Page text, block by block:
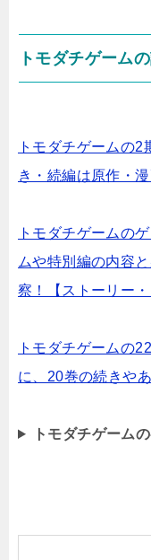
トモダチゲーム
トモダチゲームの
き・続編は原作・
トモダチゲームの
ムや特別編の内容
察！【ストーリー・
トモダチゲームの
に、20巻の続きや
トモダチゲーム